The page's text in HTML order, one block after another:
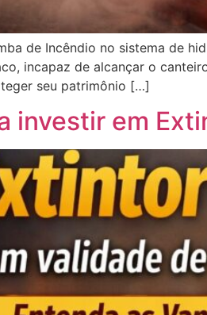
de Incêndio no sistema de
incapaz de alcançar o
seu patrimônio […]
investir em